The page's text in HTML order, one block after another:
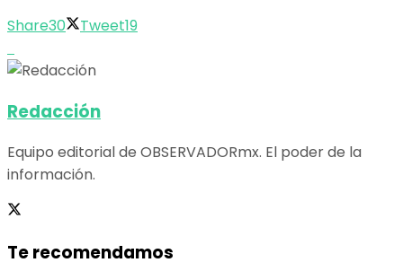
Share30 Tweet19
Redacción
Equipo editorial de OBSERVADORmx. El poder de la
información.
Te recomendamos